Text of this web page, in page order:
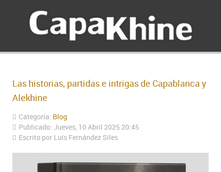
Las historias, partidas e intrigas de Capablanca y
Alekhine
Categoría: Blog
Publicado: Jueves, 10 Abril 2025 20:45
Escrito por Luís Fernández Siles